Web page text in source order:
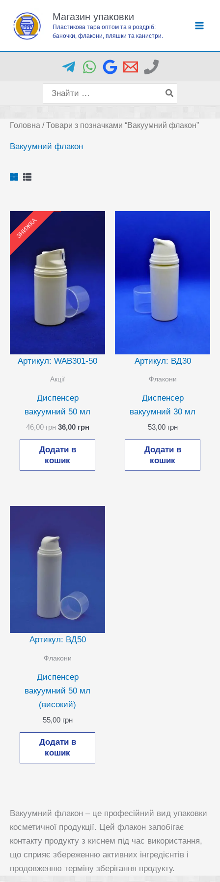
вмісту
Магазин упаковки
Пластикова тара оптом та в роздріб:
баночки, флакони, пляшки та канистри.
Пошук
для:
Головна / Товари з позначками “Вакуумний флакон”
Вакуумний флакон
ЗНИЖКА
Артикул: WAB301-50
Акції
Диспенсер
вакуумний 50 мл
46,00грн Оригінальна
36,00 грнПоточна
Додати в
кошик
Артикул: ВД30
Флакони
Диспенсер
вакуумний 30 мл
53,00 грн
Додати в
кошик
Артикул: ВД50
Флакони
Диспенсер
вакуумний 50 мл
(високий)
55,00 грн
Додати в
кошик
Вакуумний флакон – це професійний вид упаковки
косметичної продукції. Цей флакон запобігає
контакту продукту з киснем під час використання,
що сприяє збереженню активних інгредієнтів і
продовженню терміну зберігання продукту.